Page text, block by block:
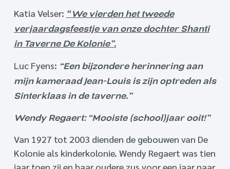
Katia Velser: “We vierden het tweede
verjaardagsfeestje van onze dochter Shanti
in Taverne De Kolonie”.
Luc Fyens: “Een bijzondere herinnering aan
mijn kameraad Jean-Louis is zijn optreden als
Sinterklaas in de taverne.”
Wendy Regaert: “Mooiste (school)jaar ooit!”
Van 1927 tot 2003 dienden de gebouwen van De
Kolonie als kinderkolonie. Wendy Regaert was tien